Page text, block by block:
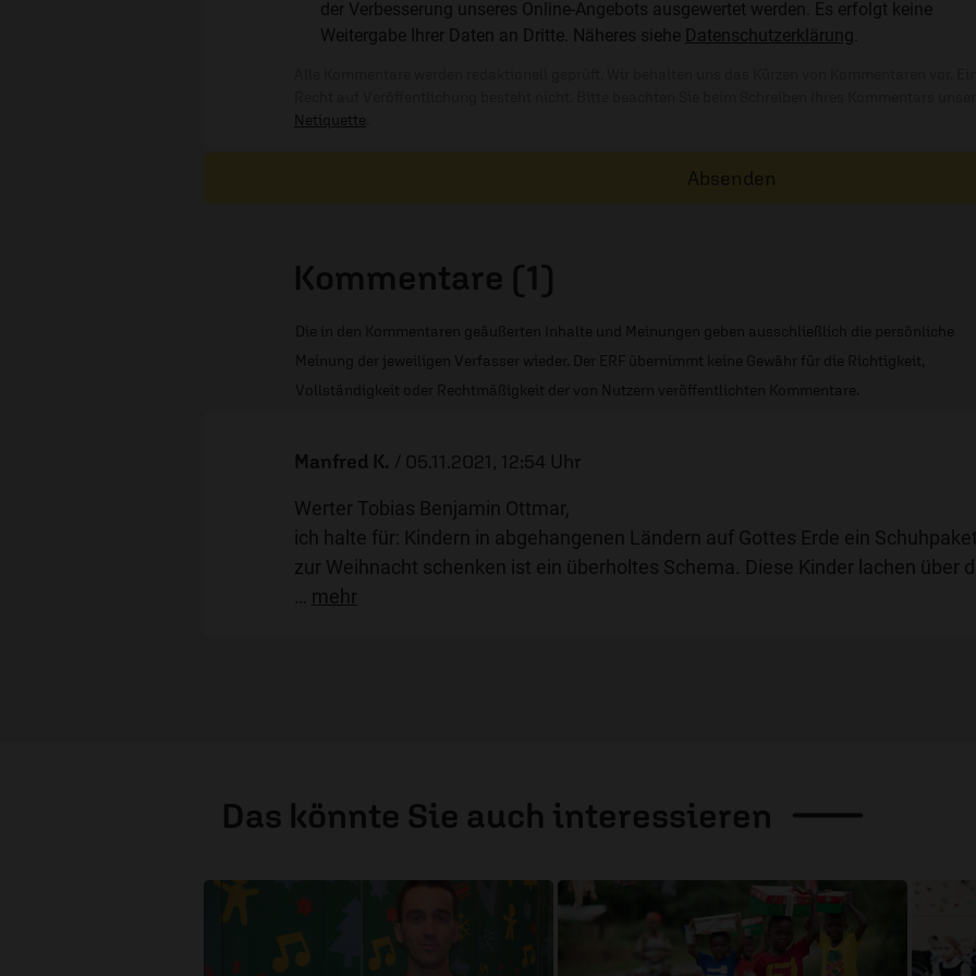
der Verbesserung unseres Online-Angebots ausgewertet werden. Es erfolgt keine
Weitergabe Ihrer Daten an Dritte. Näheres siehe Datenschutzerklärung
Netiquette
Absenden
Kommentare (1)
Die in den Kommentaren geäußerten Inhalte und Meinungen geben ausschließlich die persönliche
Meinung der jeweiligen Verfasser wieder. Der ERF übernimmt keine Gewähr für die Richtigkeit,
Vollständigkeit oder Rechtmäßigkeit der von Nutzern veröffentlichten Kommentare.
Manfred K. / 05.11.2021, 12:54 Uhr
Werter Tobias Benjamin Ottmar,
ich halte für: Kindern in abgehangenen Ländern auf Gottes Erde ein
zur Weihnacht schenken ist ein überholtes Schema. Diese Kinder lachen über
mehr
Das könnte Sie auch interessieren